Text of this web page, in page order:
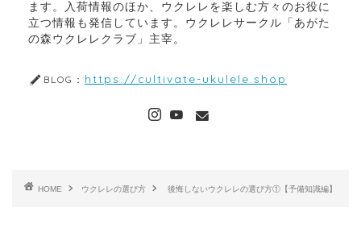
ます。入荷情報のほか、ウクレレを楽しむ方々のお役に
立つ情報も発信しています。ウクレレサークル「あがた
の森ウクレレクラブ」主宰。
BLOG： https://cultivate-ukulele.shop
HOME ウクレレの選び方 後悔しないウクレレの選び方①【予備知識編】